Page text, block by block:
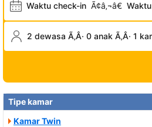
Waktu check-in Ã¢â‚¬â€
2 dewasa Ã‚Â· 0 anak Ã‚Â· 1
Tipe kamar
Kamar Twin